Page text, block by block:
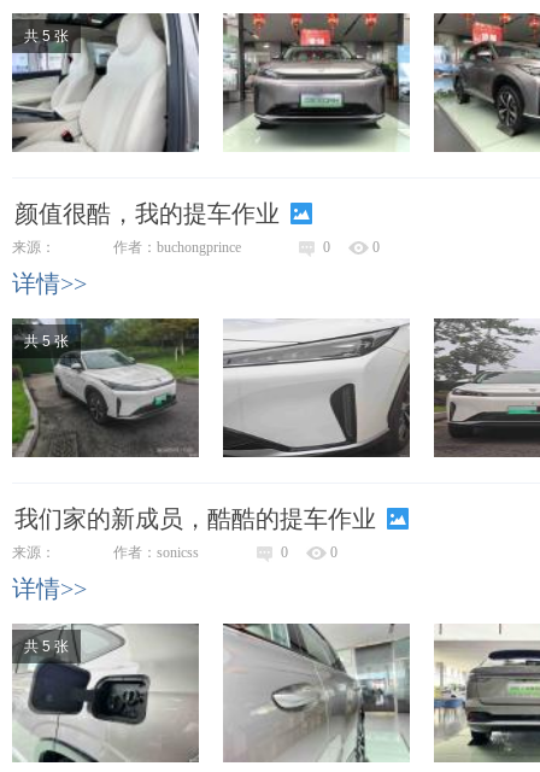
共 5 张
颜值很酷，我的提车作业
来源： 作者：buchongprince 0 0
详情>>
共 5 张
我们家的新成员，酷酷的提车作业
来源： 作者：sonicss 0 0
详情>>
共 5 张